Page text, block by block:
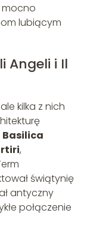
mocno
lubiącym
Angeli i Il
kilka z nich
Basilica
,
świątynię
antyczny
połączenie